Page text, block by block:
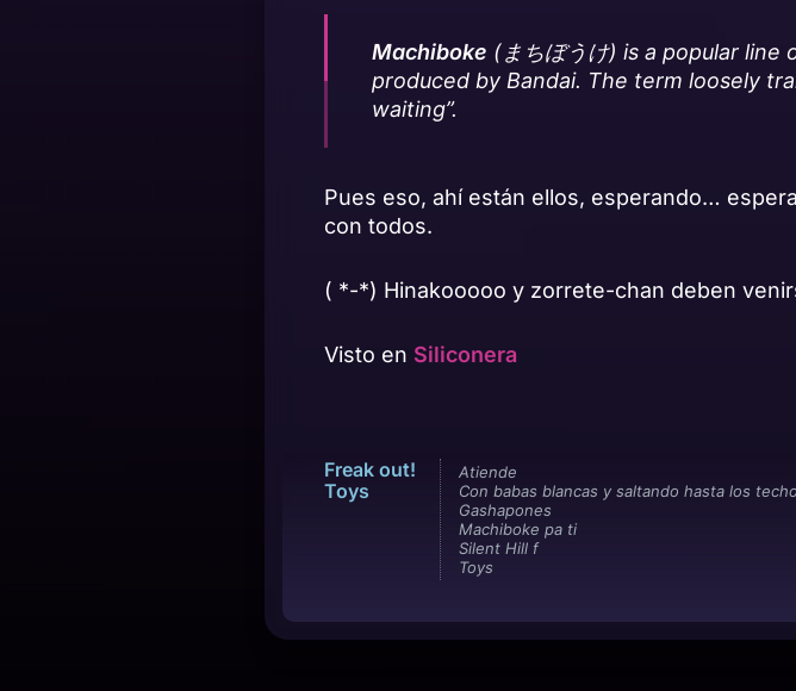
Machiboke (まちぼうけ) is a popular line
produced by Bandai. The term loosely
waiting”.
Pues eso, ahí están ellos, esperando…
con todos.
( *-*) Hinakooooo y zorrete-chan deben
Visto en Siliconera
Freak out!
Toys
Atiende
Con babas blancas y saltando hasta los
Gashapones
Machiboke pa ti
Silent Hill f
Toys